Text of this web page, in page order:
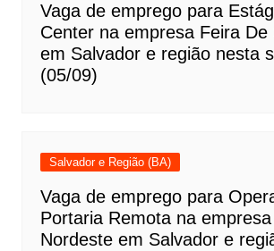
Vaga de emprego para
Center na empresa Feira De
em Salvador e região nesta
(05/09)
Salvador e Região (BA)
Vaga de emprego para
Portaria Remota na
Nordeste em Salvador e